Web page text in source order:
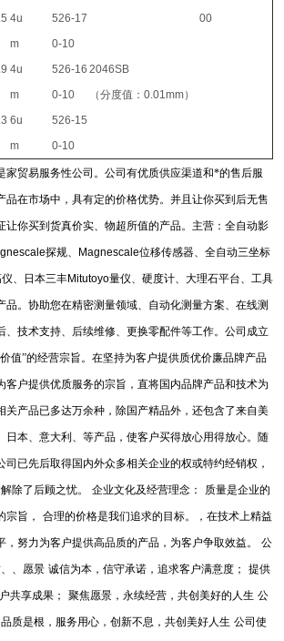
00
4u
m
526-17
0-10
2046SB
（分度值：0.01mm）
4u
m
526-16
0-10
6u
m
526-15
0-10
家贸易服务性公司。公司有优质供应渠道和*的售后服
品在市场中，具有定的价格优势。并且让你买到后无售
让你买到货真价实、物超所值的产品。主营：全自动影
探规、 Magnescale位移传感器、全自动三坐标
、日本三丰Mitutoyo量仪、硬度计、大理石平台、工具
品。协助您在精密测量领域、自动化测量方案、在线测
、技术支持、后续维修、更换零配件等工作。公司成立
值”的经营宗旨。在坚持为客户提供质优价廉品牌产品
客户提供优质服务的宗旨，直将国内品牌产品和技术为
关产品已多达万余种，除国产精品外，还包含了来自美
日本、意大利、等产品，使客户买得放心用得放心。随
司已先后取得国内外众多相关企业的权或特约经销权，
除了后顾之忧。 企业文化及经营理念： 质量是企业的
宗旨， 合理的价格是我们追求的目标。，在技术上精益
努力为客户提供高品质的产品，为客户争取效益。 公
、愿景 诚信为本，信守承诺，追求客户满意度； 提供
共享成果； 聚焦愿景，永续经营，共创美好的人生 公
质是根，服务用心，创新不息，共创美好人生 公司使